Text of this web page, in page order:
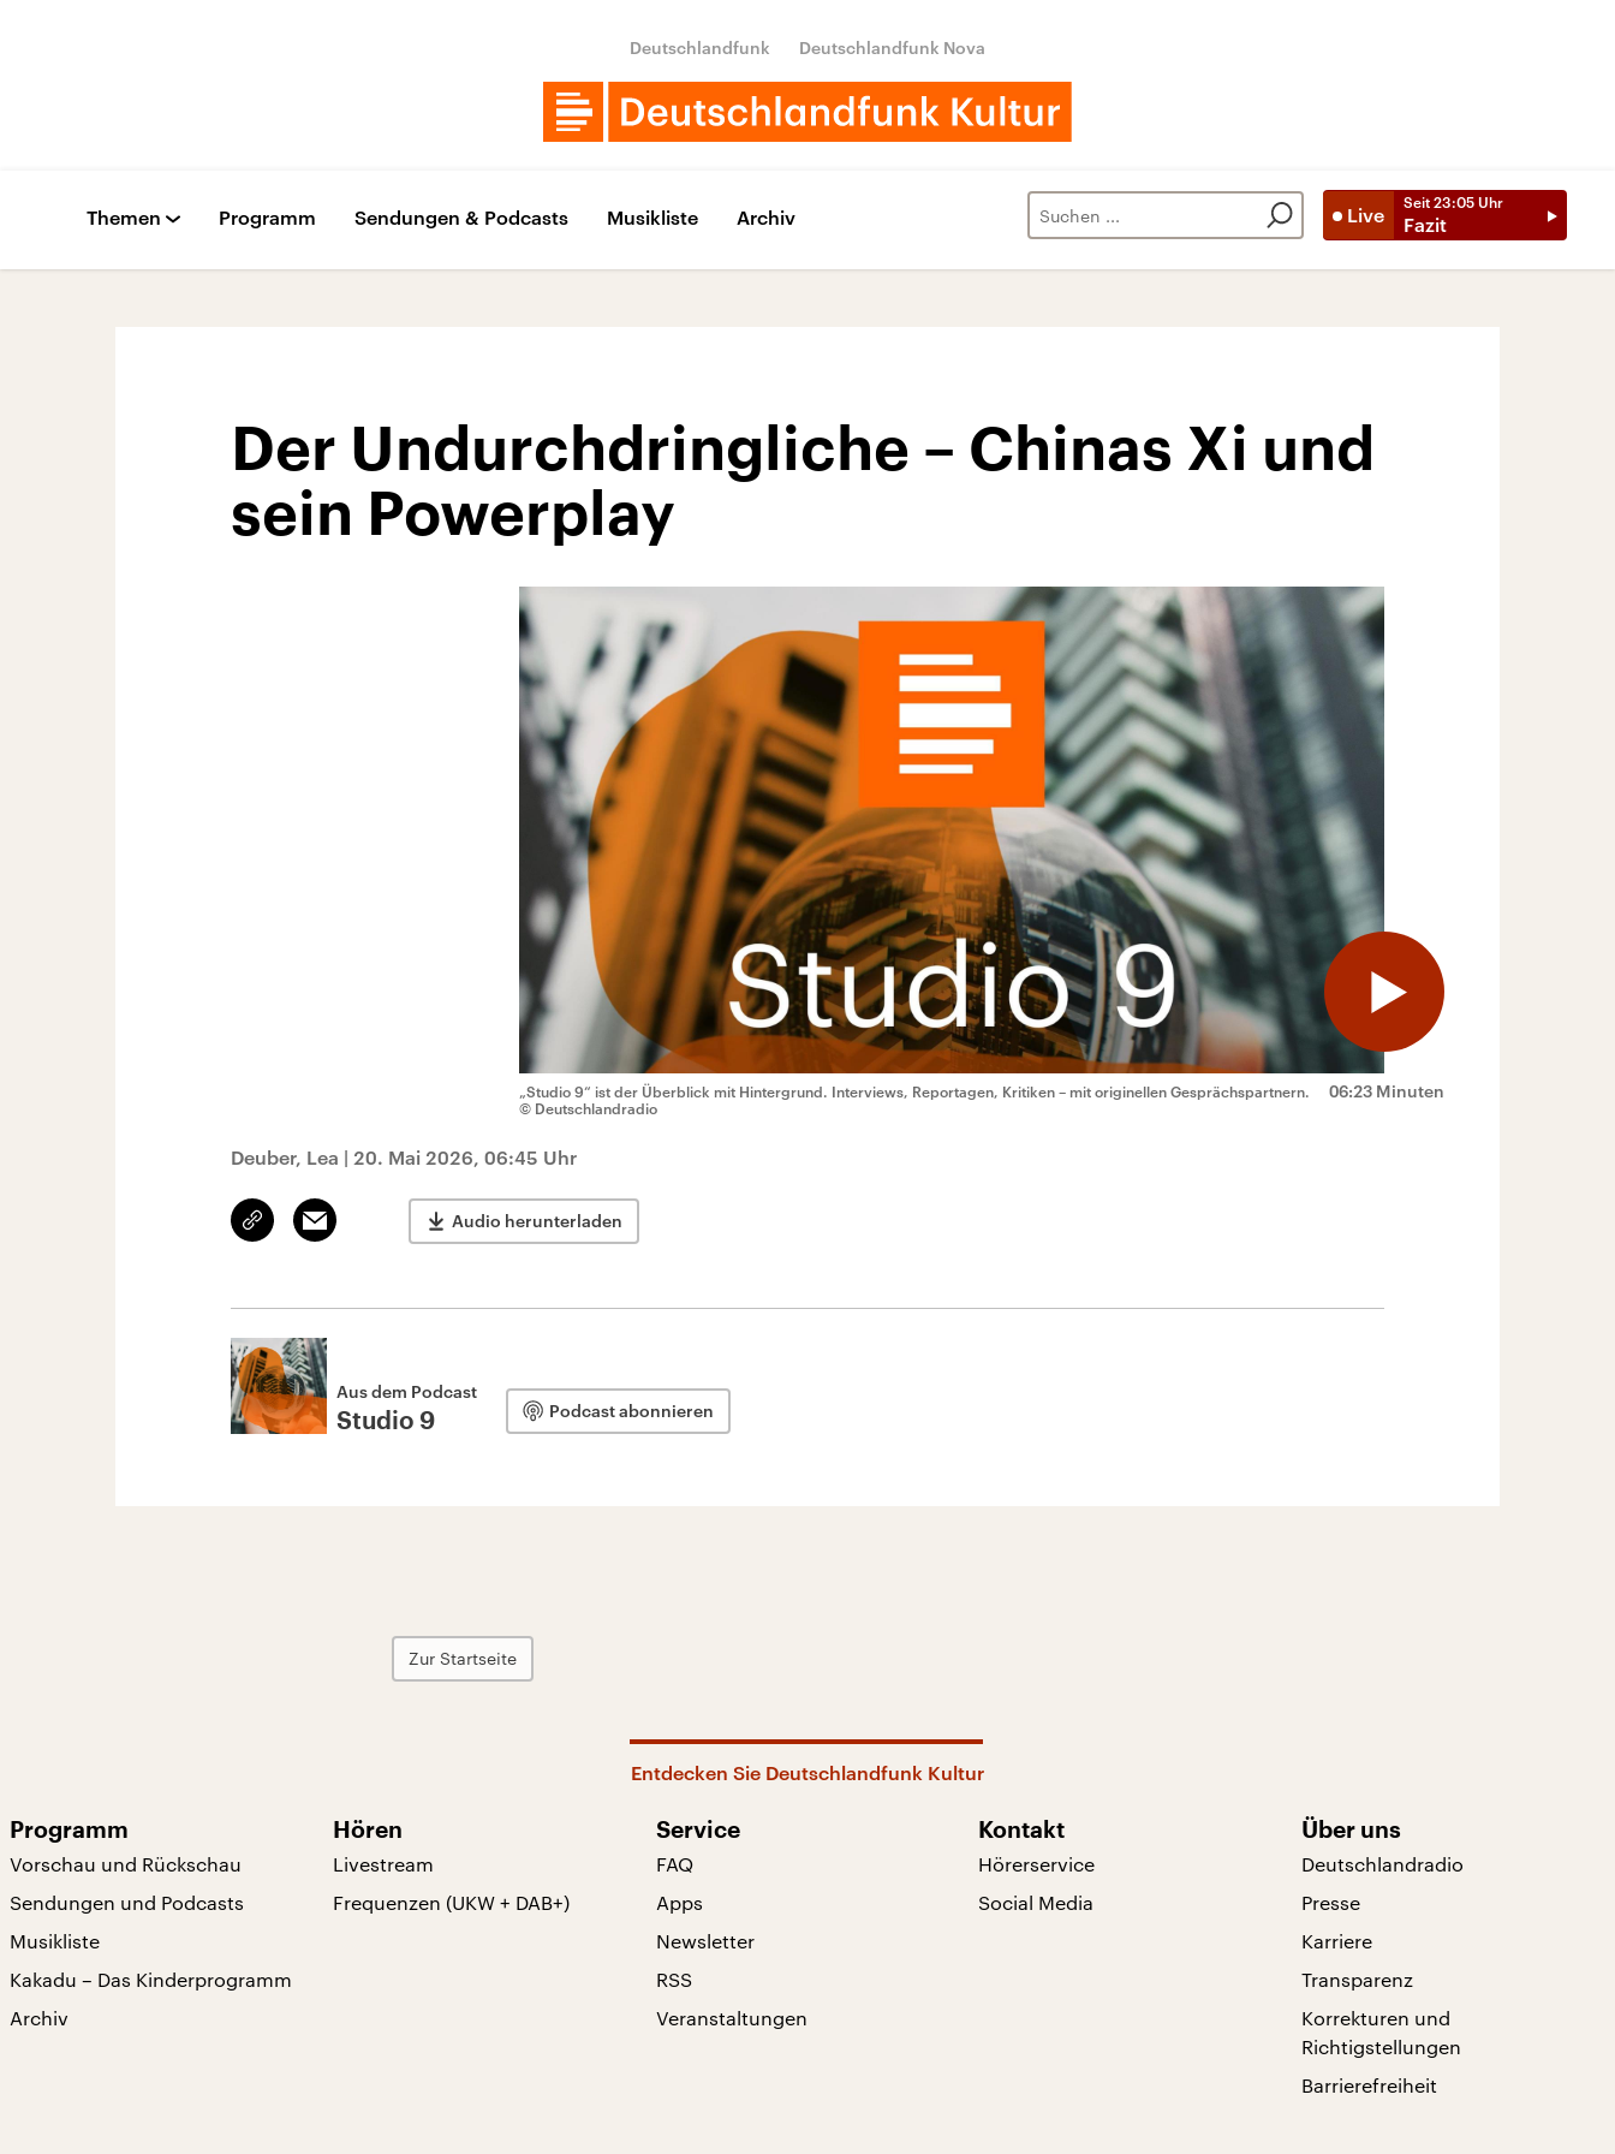
Deutschlandfunk Deutschlandfunk Nova
Live
Seit 23:05 Uhr
Fazit
Themen Programm Sendungen & Podcasts Musikliste Archiv
Der Undurchdringliche – Chinas Xi und
sein Powerplay
06:23 Minuten
„Studio 9“ ist der Überblick mit Hintergrund. Interviews, Reportagen, Kritiken – mit originellen Gesprächspartnern.
© Deutschlandradio
Deuber, Lea | 20. Mai 2026, 06:45 Uhr
Link
kopieren/teilen
Email Audio herunterladen
Aus dem Podcast
Studio 9 Podcast abonnieren
Zur Startseite
Entdecken Sie Deutschlandfunk Kultur
Programm
Vorschau und Rückschau
Sendungen und Podcasts
Musikliste
Kakadu – Das Kinderprogramm
Archiv
Hören
Livestream
Frequenzen (UKW + DAB+)
Service
FAQ
Apps
Newsletter
RSS
Veranstaltungen
Kontakt
Hörerservice
Social Media
Über uns
Deutschlandradio
Presse
Karriere
Transparenz
Korrekturen und
Richtigstellungen
Barrierefreiheit